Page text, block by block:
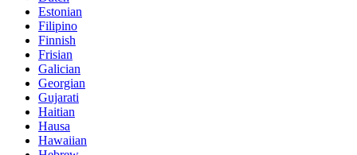
Estonian
Filipino
Finnish
Frisian
Galician
Georgian
Gujarati
Haitian
Hausa
Hawaiian